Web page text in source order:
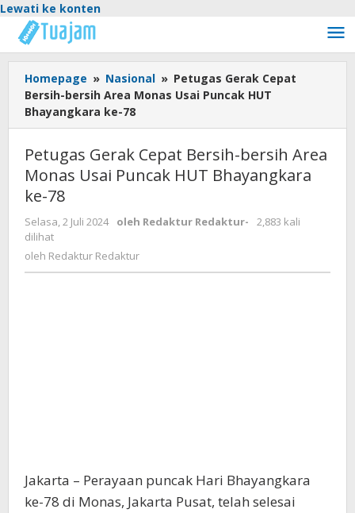
Lewati ke konten
Homepage » Nasional » Petugas Gerak Cepat
Bersih-bersih Area Monas Usai Puncak HUT
Bhayangkara ke-78
Petugas Gerak Cepat Bersih-bersih Area
Monas Usai Puncak HUT Bhayangkara
ke-78
Selasa, 2 Juli 2024 oleh Redaktur Redaktur-
2,883 kali
dilihat
oleh Redaktur Redaktur
Jakarta – Perayaan puncak Hari Bhayangkara
ke-78 di Monas, Jakarta Pusat, telah selesai